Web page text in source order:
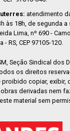
atendimento
às 18h, de segunda a
Lima, nº 690 -
- RS, CEP 97105-120.
Seção Sindical dos
os direitos
copiar, exibir,
derivadas nem
material sem